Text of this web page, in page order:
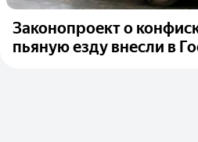
Законопроект о
пьяную езду внесли в